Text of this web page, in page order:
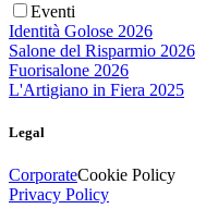
Eventi
Identità Golose 2026
Salone del Risparmio 2026
Fuorisalone 2026
L'Artigiano in Fiera 2025
Legal
CorporateCookie Policy
Privacy Policy